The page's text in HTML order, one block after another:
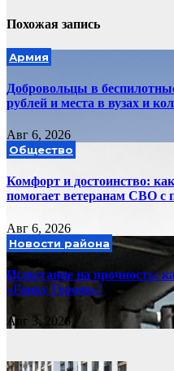
Похожая запись
Армия
Добровольцы в
рублей и места в вузах и
Авг 6, 2026
Общество
Комфорт и достоинство:
помогает ветеранам СВО
Авг 6, 2026
Новости района
Испытание на прочность:
«Гонку Героев»!
Авг 3, 2026